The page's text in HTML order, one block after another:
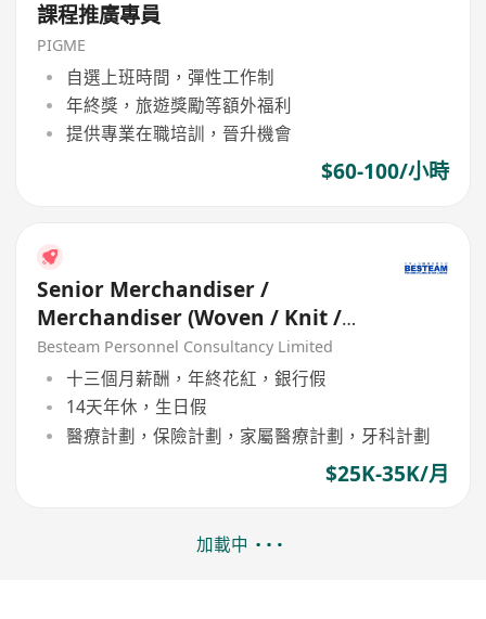
課程推廣專員
PIGME
自選上班時間，彈性工作制
年終獎，旅遊獎勵等額外福利
提供專業在職培訓，晉升機會
$60-100/小時
Senior Merchandiser /
Merchandiser (Woven / Knit /
Sweater) - 5 days
Besteam Personnel Consultancy Limited
十三個月薪酬，年終花紅，銀行假
14天年休，生日假
醫療計劃，保險計劃，家屬醫療計劃，牙科計劃
$25K-35K/月
加載中